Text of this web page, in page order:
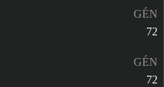
GÉN
72
GÉN
72